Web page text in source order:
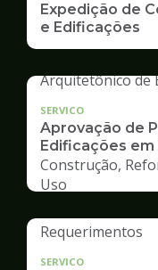
Expedição de
e Edificações
SERVICO
Aprovação de
Edificações em
Construção,
Uso
SERVICO